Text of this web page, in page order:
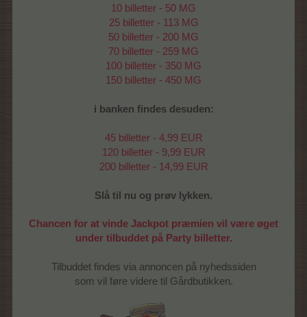
10 billetter - 50 MG
25 billetter - 113 MG
50 billetter - 200 MG
70 billetter - 259 MG
100 billetter - 350 MG
150 billetter - 450 MG
i banken findes desuden:
45 billetter - 4,99 EUR
120 billetter - 9,99 EUR
200 billetter - 14,99 EUR
Slå til nu og prøv lykken.
Chancen for at vinde Jackpot præmien vil være øget
under tilbuddet på Party billetter.
Tilbuddet findes via annoncen på nyhedssiden
som vil føre videre til Gårdbutikken.